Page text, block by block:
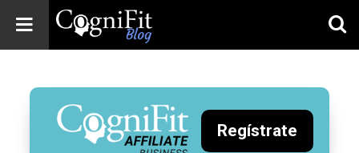
Blog: Brain
Health
News
Brain Training,
Regístrate